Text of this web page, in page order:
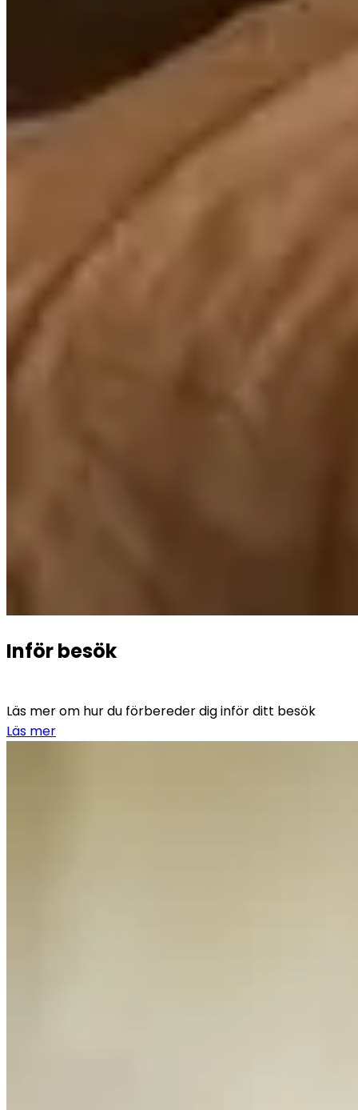
Inför besök
Läs mer om hur du förbereder dig inför ditt besök
Läs mer